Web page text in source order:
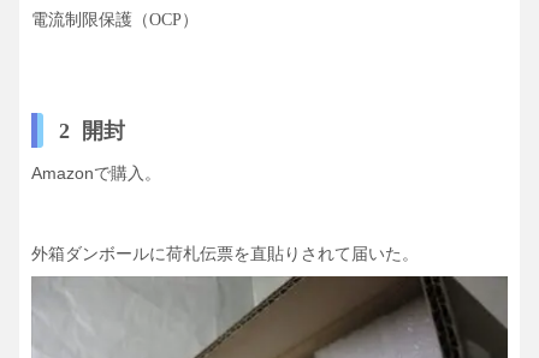
電流制限保護（OCP）
2 開封
Amazonで購入。
外箱ダンボールに荷札伝票を直貼りされて届いた。